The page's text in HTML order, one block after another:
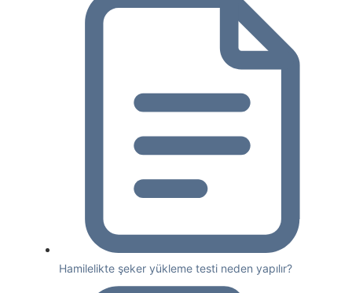
Hamilelikte şeker yükleme testi neden yapılır?